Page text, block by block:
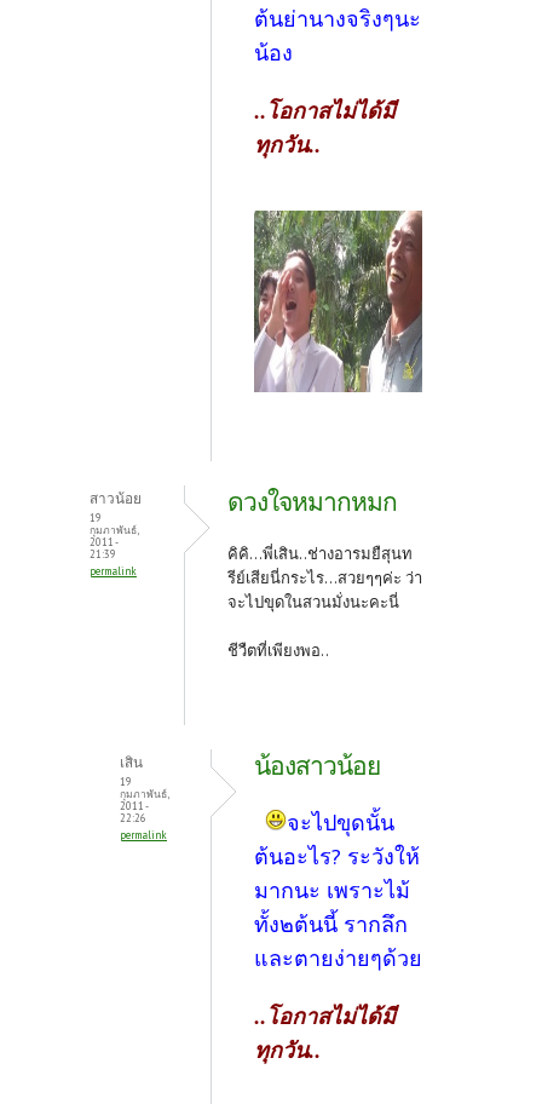
ต้นย่านางจริงๆนะ
น้อง
..โอกาสไม่ได้มี
ทุกวัน..
สาวน้อย
19
กุมภาพันธ์,
2011 -
21:39
permalink
ดวงใจหมากหมก
คิคิ...พี่เสิน..ช่างอารมยืสุนท
รีย์เสียนี่กระไร...สวยๆๆค่ะ ว่า
จะไปขุดในสวนมั่งนะคะนี่
ชีวืตที่เพียงพอ..
เสิน
19
กุมภาพันธ์,
2011 -
22:26
permalink
น้องสาวน้อย
จะไปขุดนั้น
ต้นอะไร? ระวังให้
มากนะ เพราะไม้
ทั้ง๒ต้นนี้ รากลึก
และตายง่ายๆด้วย
..โอกาสไม่ได้มี
ทุกวัน..